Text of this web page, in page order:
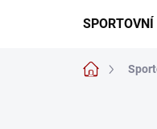
SPORTOVNÍ
Domů